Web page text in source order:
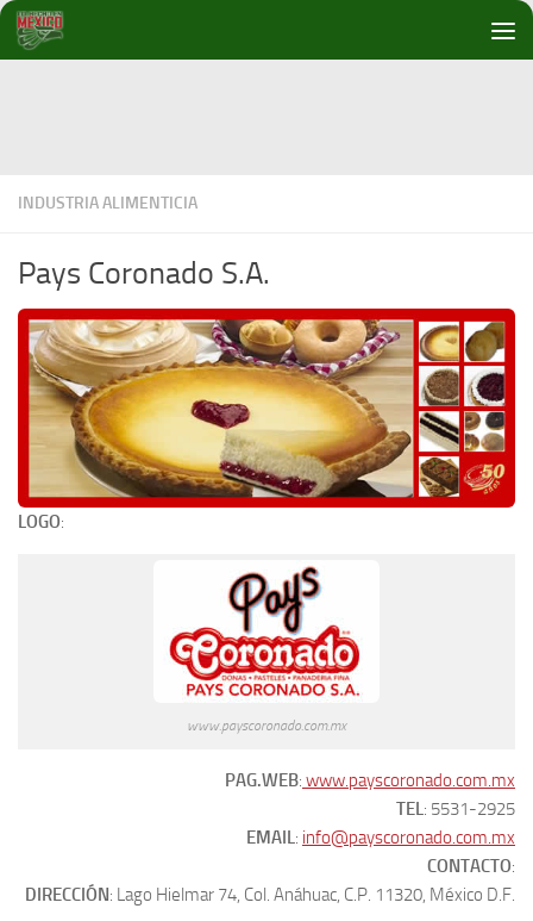
Debajo del contenido
INDUSTRIA ALIMENTICIA
Pays Coronado S.A.
LOGO:
www.payscoronado.com.mx
PAG.WEB: www.payscoronado.com.mx
TEL: 5531-2925
EMAIL: info@payscoronado.com.mx
CONTACTO:
DIRECCIÓN: Lago Hielmar 74, Col. Anáhuac, C.P. 11320, México D.F.